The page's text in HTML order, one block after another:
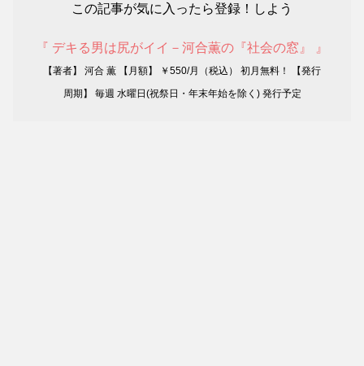
この記事が気に入ったら登録！しよう
『 デキる男は尻がイイ－河合薫の『社会の窓』 』
【著者】 河合 薫 【月額】 ￥550/月（税込） 初月無料！ 【発行
周期】 毎週 水曜日(祝祭日・年末年始を除く) 発行予定